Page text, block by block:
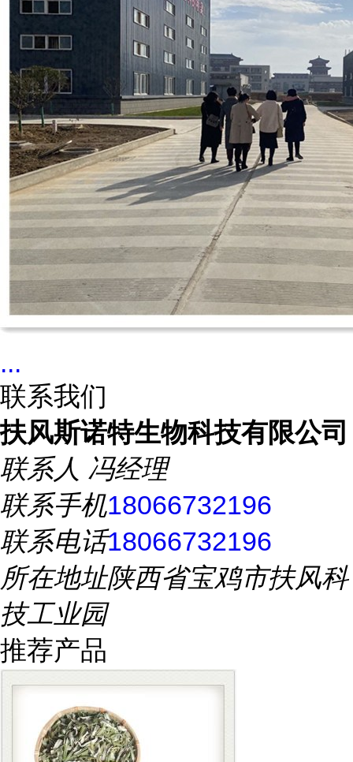
...
联系我们
扶风斯诺特生物科技有限公司
联系人 冯经理
联系手机18066732196
联系电话18066732196
所在地址陕西省宝鸡市扶风科
技工业园
推荐产品